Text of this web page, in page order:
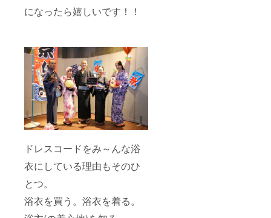
になったら嬉しいです！！
ドレスコードをみ～んな浴
衣にしている理由もそのひ
とつ。
浴衣を買う。浴衣を着る。